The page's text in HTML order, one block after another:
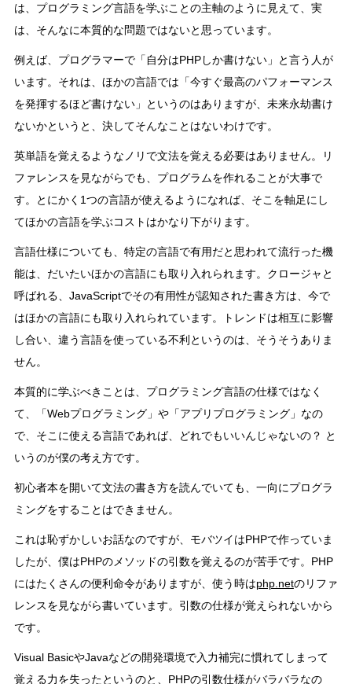
は、プログラミング言語を学ぶことの主軸のように見えて、実
は、そんなに本質的な問題ではないと思っています。
例えば、プログラマーで「自分はPHPしか書けない」と言う人が
います。それは、ほかの言語では「今すぐ最高のパフォーマンス
を発揮するほど書けない」というのはありますが、未来永劫書け
ないかというと、決してそんなことはないわけです。
英単語を覚えるようなノリで文法を覚える必要はありません。リ
ファレンスを見ながらでも、プログラムを作れることが大事で
す。とにかく1つの言語が使えるようになれば、そこを軸足にし
てほかの言語を学ぶコストはかなり下がります。
言語仕様についても、特定の言語で有用だと思われて流行った機
能は、だいたいほかの言語にも取り入れられます。クロージャと
呼ばれる、JavaScriptでその有用性が認知された書き方は、今で
はほかの言語にも取り入れられています。トレンドは相互に影響
し合い、違う言語を使っている不利というのは、そうそうありま
せん。
本質的に学ぶべきことは、プログラミング言語の仕様ではなく
て、「Webプログラミング」や「アプリプログラミング」なの
で、そこに使える言語であれば、どれでもいいんじゃないの？ と
いうのが僕の考え方です。
初心者本を開いて文法の書き方を読んでいても、一向にプログラ
ミングをすることはできません。
これは恥ずかしいお話なのですが、モバツイはPHPで作っていま
したが、僕はPHPのメソッドの引数を覚えるのが苦手です。PHP
にはたくさんの便利命令がありますが、使う時はphp.netのリファ
レンスを見ながら書いています。引数の仕様が覚えられないから
です。
Visual BasicやJavaなどの開発環境で入力補完に慣れてしまって
覚える力を失ったというのと、PHPの引数仕様がバラバラなの